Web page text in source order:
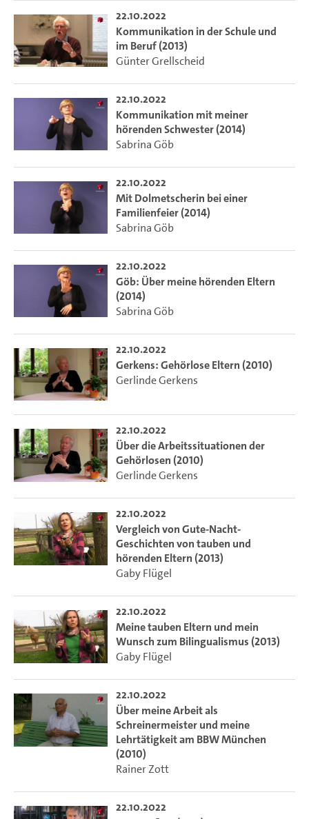
22.10.2022
Kommunikation in der Schule und
im Beruf (2013)
Günter Grellscheid
22.10.2022
Kommunikation mit meiner
hörenden Schwester (2014)
Sabrina Göb
22.10.2022
Mit Dolmetscherin bei einer
Familienfeier (2014)
Sabrina Göb
22.10.2022
Göb: Über meine hörenden Eltern
(2014)
Sabrina Göb
22.10.2022
Gerkens: Gehörlose Eltern (2010)
Gerlinde Gerkens
22.10.2022
Über die Arbeitssituationen der
Gehörlosen (2010)
Gerlinde Gerkens
22.10.2022
Vergleich von Gute-Nacht-
Geschichten von tauben und
hörenden Eltern (2013)
Gaby Flügel
22.10.2022
Meine tauben Eltern und mein
Wunsch zum Bilingualismus (2013)
Gaby Flügel
22.10.2022
Über meine Arbeit als
Schreinermeister und meine
Lehrtätigkeit am BBW München
(2010)
Rainer Zott
22.10.2022